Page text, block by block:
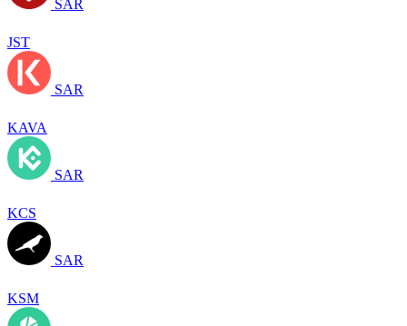
SAR
JST
SAR
KAVA
SAR
KCS
SAR
KSM